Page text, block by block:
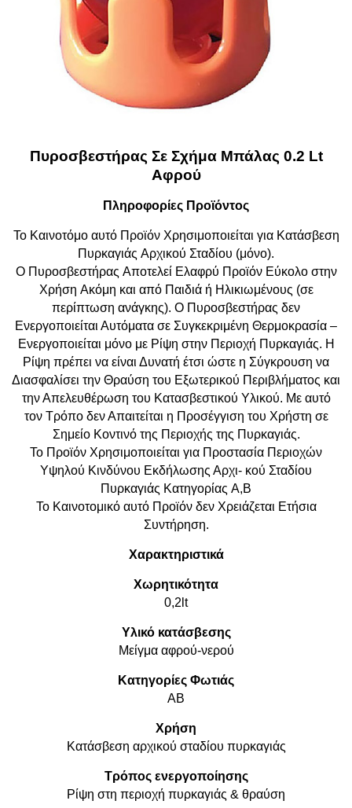
Πυροσβεστήρας Σε Σχήμα Μπάλας 0.2 Lt
Aφρού
Πληροφορίες Προϊόντος
Το Καινοτόμο αυτό Προϊόν Xρησιμοποιείται για Κατάσβεση
Πυρκαγιάς Aρχικού Σταδίου (μόνο).
O Πυροσβεστήρας Aποτελεί Eλαφρύ Προϊόν Eύκολο στην
Xρήση Aκόμη και από Παιδιά ή Ηλικιωμένους (σε
περίπτωση ανάγκης). O Πυροσβεστήρας δεν
Ενεργοποιείται Αυτόματα σε Συγκεκριμένη Θερμοκρασία –
Ενεργοποιείται μόνο με Ρίψη στην Περιοχή Πυρκαγιάς. Η
Ρίψη πρέπει να είναι Δυνατή έτσι ώστε η Σύγκρουση να
Διασφαλίσει την Θραύση του Εξωτερικού Περιβλήματος και
την Απελευθέρωση του Κατασβεστικού Υλικού. Με αυτό
τον Τρόπο δεν Απαιτείται η Προσέγγιση του Χρήστη σε
Σημείο Κοντινό της Περιοχής της Πυρκαγιάς.
Το Προϊόν Χρησιμοποιείται για Προστασία Περιοχών
Υψηλού Κινδύνου Εκδήλωσης Αρχι- κού Σταδίου
Πυρκαγιάς Κατηγορίας A,B
Το Καινοτομικό αυτό Προϊόν δεν Χρειάζεται Ετήσια
Συντήρηση.
Χαρακτηριστικά
Χωρητικότητα
0,2lt
Υλικό κατάσβεσης
Μείγμα αφρού-νερού
Κατηγορίες Φωτιάς
AB
Χρήση
Κατάσβεση αρχικού σταδίου πυρκαγιάς
Τρόπος ενεργοποίησης
Ρίψη στη περιοχή πυρκαγιάς & θραύση